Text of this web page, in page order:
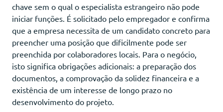
chave sem o qual o especialista estrangeiro não pode
iniciar funções. É solicitado pelo empregador e confirma
que a empresa necessita de um candidato concreto para
preencher uma posição que dificilmente pode ser
preenchida por colaboradores locais. Para o negócio,
isto significa obrigações adicionais: a preparação dos
documentos, a comprovação da solidez financeira e a
existência de um interesse de longo prazo no
desenvolvimento do projeto.